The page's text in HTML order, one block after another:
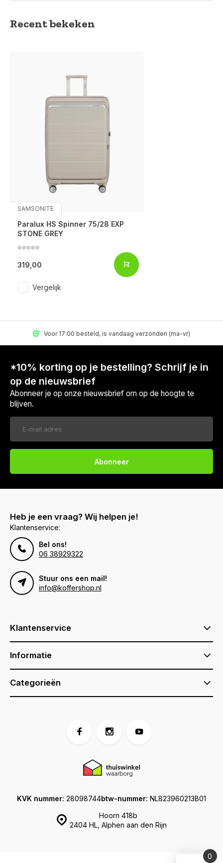
Recent bekeken
SAMSONITE
Paralux HS Spinner 75/28 EXP
STONE GREY
319,00
Vergelijk
Voor 17:00 besteld, is vandaag verzonden (ma-vr)
*10% korting op je bestelling? Schrijf je in
op de nieuwsbrief
Abonneer je op onze nieuwsbrief om op de hoogte te
blijven.
Abonneer
Heb je een vraag? Wij helpen je!
Klantenservice:
Bel ons!
06 38929322
Stuur ons een mail!
info@koffershop.nl
Klantenservice
Informatie
Categorieën
Hoorn 418b
2404 HL, Alphen aan den Rijn
KVK nummer: 28098744btw-nummer: NL823960213B01
0